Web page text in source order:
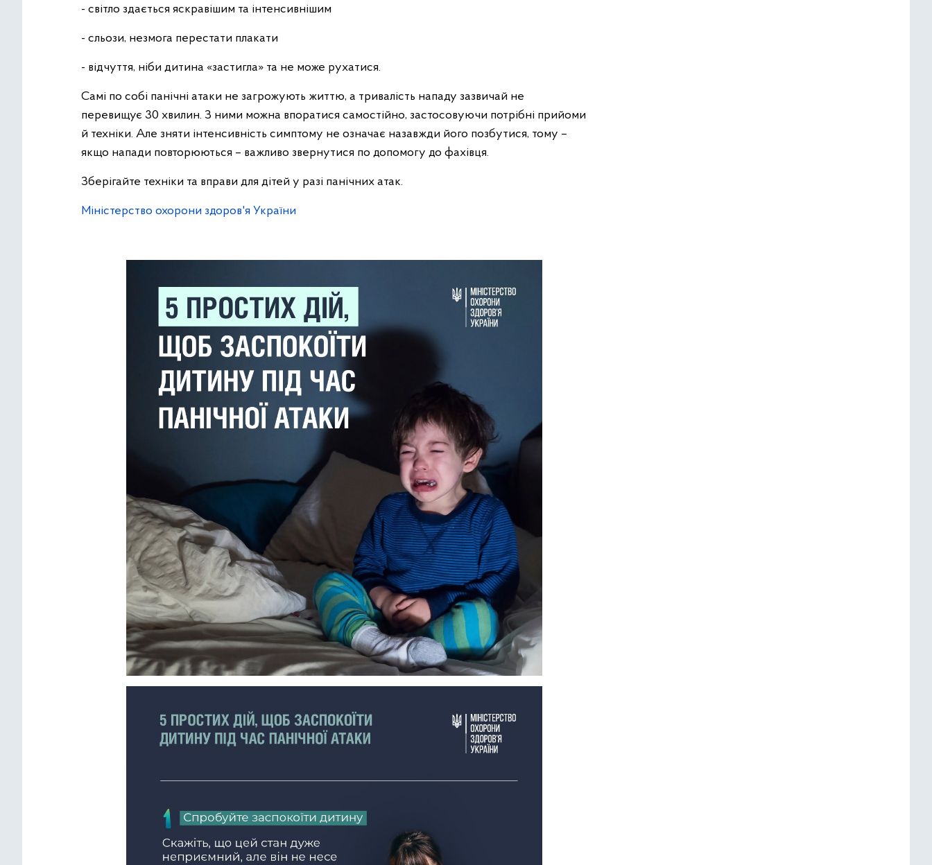
- світло здається яскравішим та інтенсивнішим
- сльози, незмога перестати плакати
- відчуття, ніби дитина «застигла» та не може рухатися.
Самі по собі панічні атаки не загрожують життю, а тривалість нападу зазвичай не
перевищує 30 хвилин. З ними можна впоратися самостійно, застосовуючи потрібні прийоми
й техніки. Але зняти інтенсивність симптому не означає назавжди його позбутися, тому –
якщо напади повторюються – важливо звернутися по допомогу до фахівця.
Зберігайте техніки та вправи для дітей у разі панічних атак.
Міністерство охорони здоров'я України